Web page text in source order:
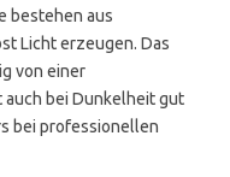
bestehen aus
Licht erzeugen. Das
von einer
bei Dunkelheit gut
bei professionellen